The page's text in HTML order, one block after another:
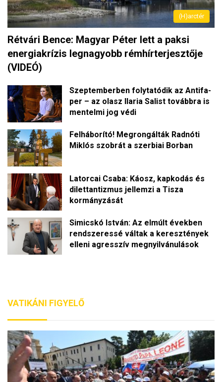
(H)arctér
Rétvári Bence: Magyar Péter lett a paksi
energiakrízis legnagyobb rémhírterjesztője
(VIDEÓ)
Szeptemberben folytatódik az Antifa-
per – az olasz Ilaria Salist továbbra is
mentelmi jog védi
Felháborító! Megrongálták Radnóti
Miklós szobrát a szerbiai Borban
Latorcai Csaba: Káosz, kapkodás és
dilettantizmus jellemzi a Tisza
kormányzását
Simicskó István: Az elmúlt években
rendszeressé váltak a keresztények
elleni agresszív megnyilvánulások
VATIKÁNI FIGYELŐ